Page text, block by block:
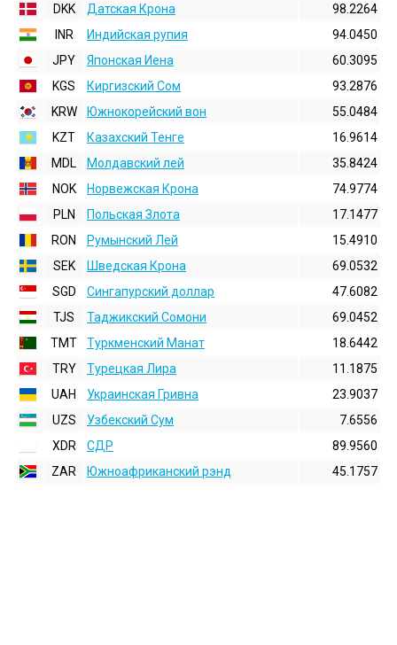
DKK
Датская Крона
98.2264
INR
Индийская pупия
94.0450
JPY
Японская Иена
60.3095
KGS
Киргизский Сом
93.2876
KRW
Южнокорейский вон
55.0484
KZT
Казахский Тенге
16.9614
MDL
Молдавский лей
35.8424
NOK
Норвежская Крона
74.9774
PLN
Польская Злота
17.1477
RON
Румынский Лей
15.4910
SEK
Шведская Крона
69.0532
SGD
Сингапурский доллар
47.6082
TJS
Таджикский Сомони
69.0452
TMT
Туркменский Манат
18.6442
TRY
Турецкая Лира
11.1875
UAH
Украинская Гривна
23.9037
UZS
Узбекский Сум
7.6556
XDR
СДР
89.9560
ZAR
Южноафриканский рэнд 45.1757